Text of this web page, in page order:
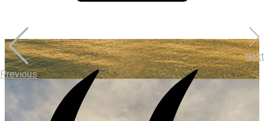
Previous
Next